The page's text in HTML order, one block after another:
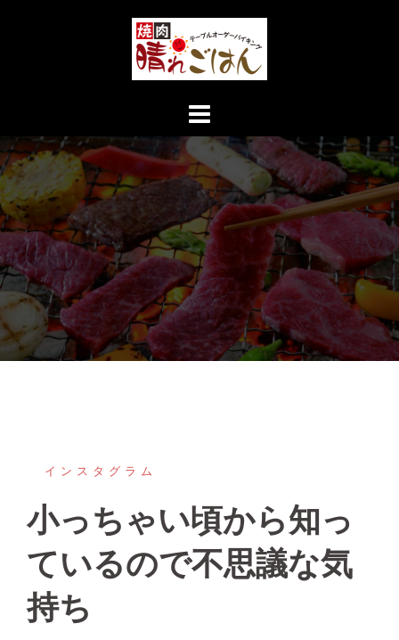
ス
キ
ッ
プ
インスタグラム
小っちゃい頃から知っ
ているので不思議な気
持ち